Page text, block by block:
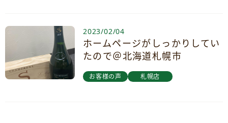
2023/02/04
ホームページがしっかりしてい
たので＠北海道札幌市
お客様の声 札幌店